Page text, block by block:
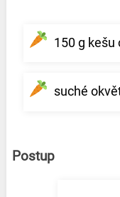
150 g kešu
suché
Postup